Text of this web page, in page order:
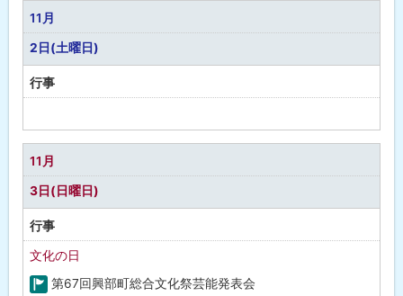
な
し
11月
2日(土曜日)
行事
定
な
し
11月
3日(日曜日)
行事
文化の日
第67回興部町総合文化祭芸能発表会